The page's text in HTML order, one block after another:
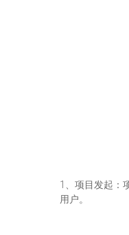
1、项目发起：
用户。